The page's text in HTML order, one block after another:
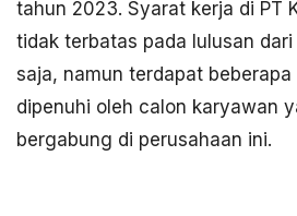
tahun 2023. Syarat kerja di PT
tidak terbatas pada lulusan
saja, namun terdapat
dipenuhi oleh calon karyawan
bergabung di perusahaan ini.